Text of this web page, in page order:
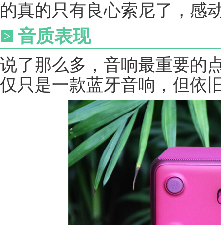
的真的只有良心索尼了，感
音质表现
说了那么多，音响最重要的
仅只是一款蓝牙音响，但依